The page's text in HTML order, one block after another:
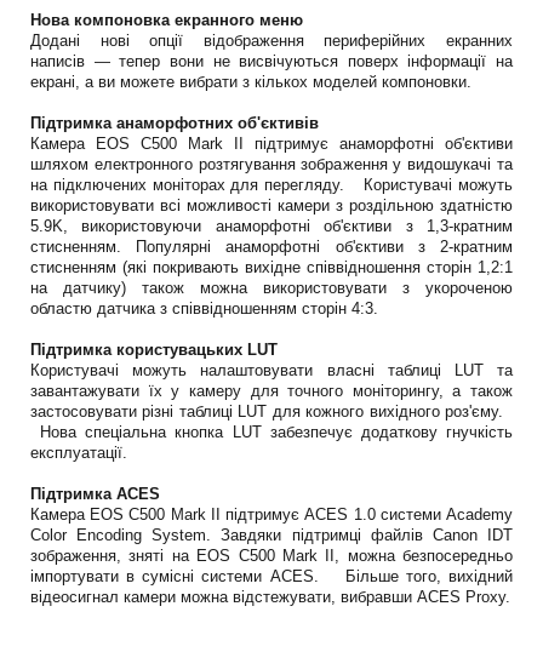
Нова компоновка екранного меню
Додані нові опції відображення периферійних екранних
написів — тепер вони не висвічуються поверх інформації на
екрані, а ви можете вибрати з кількох моделей компоновки.
Підтримка анаморфотних об'єктивів
Камера EOS C500 Mark II підтримує анаморфотні об'єктиви
шляхом електронного розтягування зображення у видошукачі та
на підключених моніторах для перегляду. Користувачі можуть
використовувати всі можливості камери з роздільною здатністю
5.9K, використовуючи анаморфотні об'єктиви з 1,3-кратним
стисненням. Популярні анаморфотні об'єктиви з 2-кратним
стисненням (які покривають вихідне співвідношення сторін 1,2:1
на датчику) також можна використовувати з укороченою
областю датчика з співвідношенням сторін 4:3.
Підтримка користувацьких LUT
Користувачі можуть налаштовувати власні таблиці LUT та
завантажувати їх у камеру для точного моніторингу, а також
застосовувати різні таблиці LUT для кожного вихідного роз'єму.
Нова спеціальна кнопка LUT забезпечує додаткову гнучкість
експлуатації.
Підтримка ACES
Камера EOS C500 Mark II підтримує ACES 1.0 системи Academy
Color Encoding System. Завдяки підтримці файлів Canon IDT
зображення, зняті на EOS C500 Mark II, можна безпосередньо
імпортувати в сумісні системи ACES. Більше того, вихідний
відеосигнал камери можна відстежувати, вибравши ACES Proxy.